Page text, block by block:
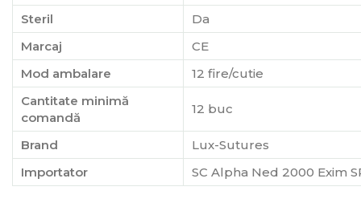
Steril
Da
Marcaj
CE
Mod ambalare
12 fire/cutie
Cantitate minimă
comandă
12 buc
Brand
Lux-Sutures
Importator
SC Alpha Ned 2000 Exim